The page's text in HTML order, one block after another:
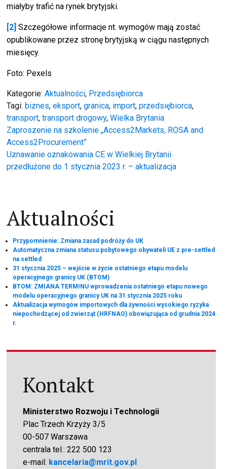
miałyby trafić na rynek brytyjski.
[2] Szczegółowe informacje nt. wymogów mają zostać
opublikowane przez stronę brytyjską w ciągu następnych
miesięcy.
Foto: Pexels
Kategorie:Aktualności, Przedsiębiorca
Tagi:biznes,eksport,granica, import,przedsiębiorca,
transport,transport drogowy,Wielka Brytania
Nawigacja
wpisu
Zaproszenie na szkolenie „Access2Markets, ROSA and
Access2Procurement”
Uznawanie oznakowania CE w Wielkiej Brytanii
przedłużone do 1 stycznia 2023 r. – aktualizacja
Aktualności
Przypomnienie: Zmiana zasad podróży do UK
Automatyczna zmiana statusu pobytowego obywateli UE z pre-settled
na settled
31 stycznia 2025 – wejście w życie ostatniego etapu modelu
operacyjnego granicy UK (BTOM)
BTOM: ZMIANA TERMINU wprowadzenia ostatniego etapu nowego
modelu operacyjnego granicy UK na 31 stycznia 2025 roku
Aktualizacja wymogów importowych dla żywności wysokiego ryzyka
niepochodzącej od zwierząt (HRFNAO) obowiązująca od grudnia 2024
r.
Kontakt
Ministerstwo Rozwoju i Technologii
Plac Trzech Krzyży 3/5
00-507 Warszawa
centrala tel.: 222 500 123
e-mail: kancelaria@mrit.gov.pl